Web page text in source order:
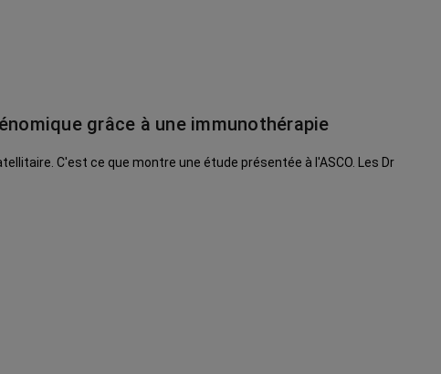
grâce à une immunothérapie
C'est ce que montre une étude présentée à l'ASCO. Les Dr